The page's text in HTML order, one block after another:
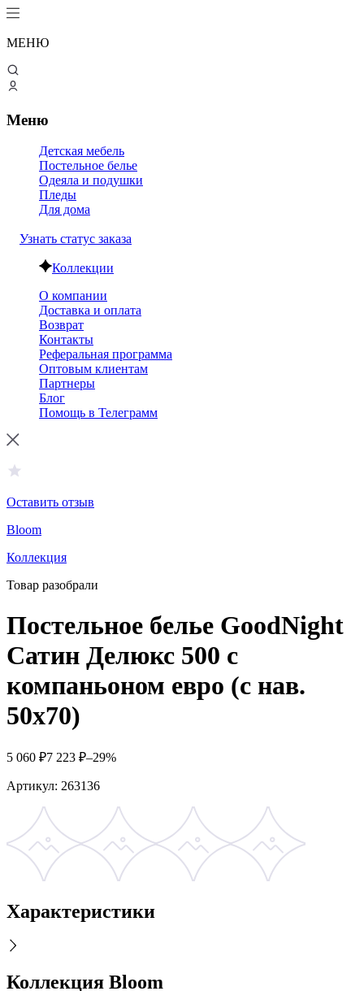
МЕНЮ
Меню
Детская мебель
Постельное белье
Одеяла и подушки
Пледы
Для дома
Узнать статус заказа
Коллекции
О компании
Доставка и оплата
Возврат
Контакты
Реферальная программа
Оптовым клиентам
Партнеры
Блог
Помощь в Телеграмм
Оставить отзыв
Bloom
Коллекция
Товар разобрали
Постельное белье GoodNight
Сатин Делюкс 500 с
компаньоном евро (с нав.
50х70)
5 060 ₽7 223 ₽–29%
Артикул: 263136
Характеристики
Коллекция Bloom